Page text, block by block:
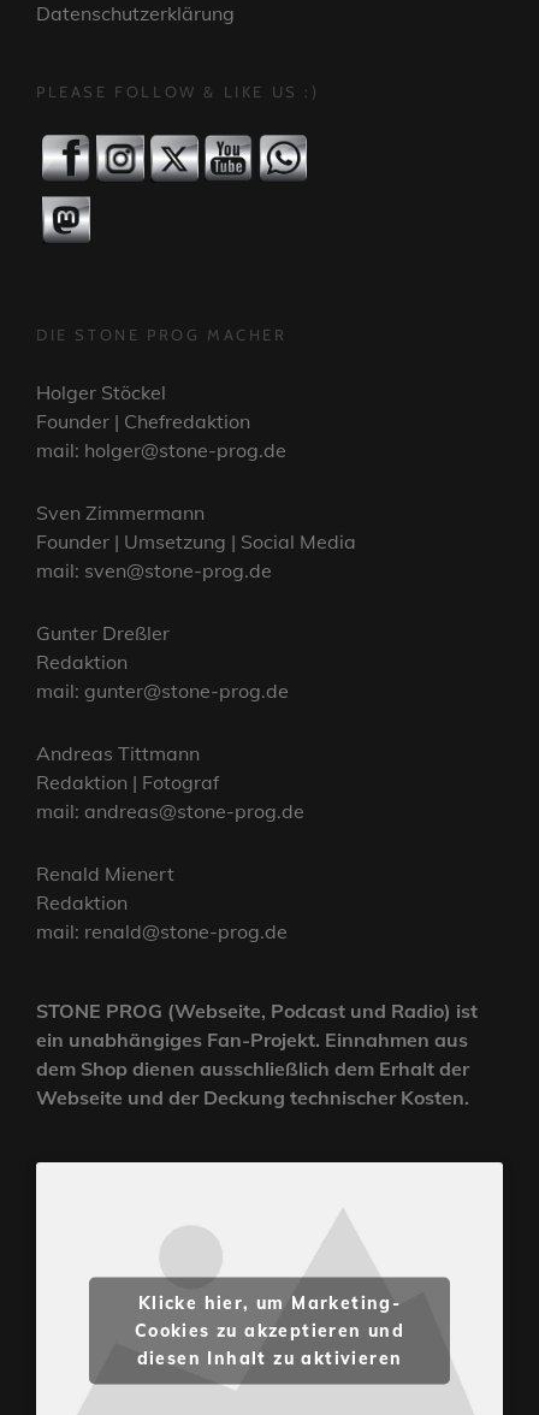
Datenschutzerklärung
PLEASE FOLLOW & LIKE US :)
DIE STONE PROG MACHER
Holger Stöckel
Founder | Chefredaktion
mail: holger@stone-prog.de
Sven Zimmermann
Founder | Umsetzung | Social Media
mail: sven@stone-prog.de
Gunter Dreßler
Redaktion
mail: gunter@stone-prog.de
Andreas Tittmann
Redaktion | Fotograf
mail: andreas@stone-prog.de
Renald Mienert
Redaktion
mail: renald@stone-prog.de
STONE PROG (Webseite, Podcast und Radio) ist
ein unabhängiges Fan-Projekt. Einnahmen aus
dem Shop dienen ausschließlich dem Erhalt der
Webseite und der Deckung technischer Kosten.
Klicke hier, um Marketing-
Cookies zu akzeptieren und
diesen Inhalt zu aktivieren